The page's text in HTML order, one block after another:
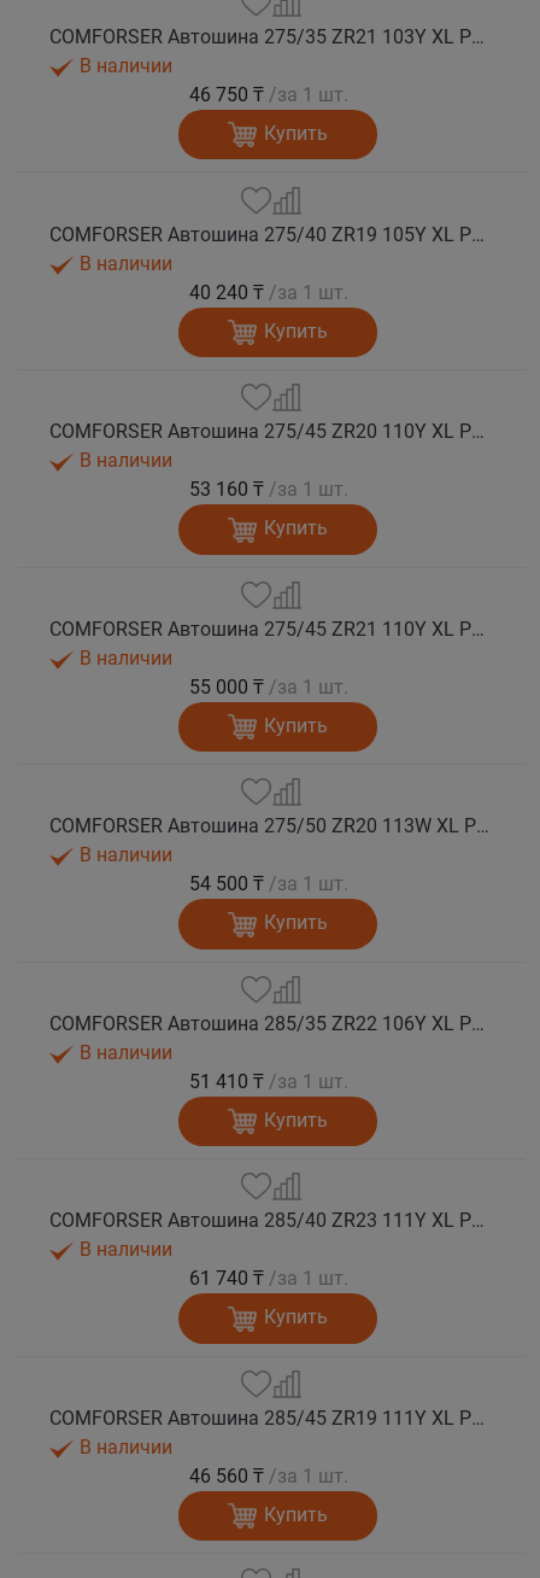
COMFORSER Автошина 275/35 ZR21 103Y XL PURESPEED лето
В наличии
46 750 ₸ /за 1 шт.
Купить
COMFORSER Автошина 275/40 ZR19 105Y XL PURESPEED лето
В наличии
40 240 ₸ /за 1 шт.
Купить
COMFORSER Автошина 275/45 ZR20 110Y XL PURESPEED лето
В наличии
53 160 ₸ /за 1 шт.
Купить
COMFORSER Автошина 275/45 ZR21 110Y XL PURESPEED лето
В наличии
55 000 ₸ /за 1 шт.
Купить
COMFORSER Автошина 275/50 ZR20 113W XL PURESPEED лето
В наличии
54 500 ₸ /за 1 шт.
Купить
COMFORSER Автошина 285/35 ZR22 106Y XL PURESPEED лето
В наличии
51 410 ₸ /за 1 шт.
Купить
COMFORSER Автошина 285/40 ZR23 111Y XL PURESPEED лето
В наличии
61 740 ₸ /за 1 шт.
Купить
COMFORSER Автошина 285/45 ZR19 111Y XL PURESPEED лето
В наличии
46 560 ₸ /за 1 шт.
Купить